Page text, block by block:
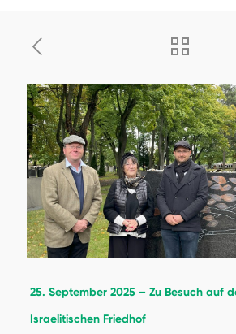
25. September 2025 – Zu Besuch auf
Israelitischen Friedhof